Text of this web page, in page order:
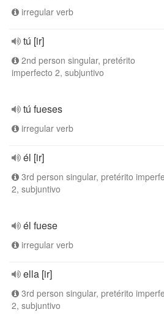
irregular verb
tú [ir]
2nd person singular, pretérito
imperfecto 2, subjuntivo
tú fueses
irregular verb
él [ir]
3rd person singular, pretérito
2, subjuntivo
él fuese
irregular verb
ella [ir]
3rd person singular, pretérito
2, subjuntivo